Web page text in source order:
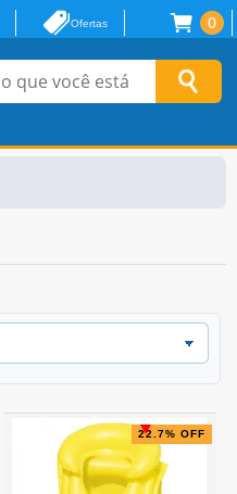
0
Ofertas
22.7% OFF